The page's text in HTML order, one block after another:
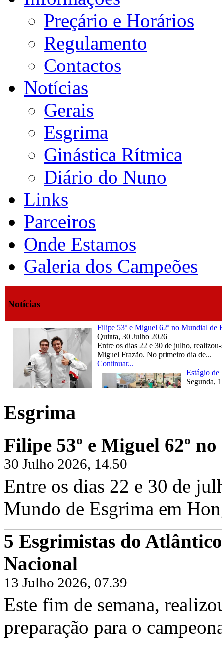
Preçário e Horários
Regulamento
Contactos
Notícias
Gerais
Esgrima
Ginástica Rítmica
Diário do Nuno
Links
Parceiros
Onde Estamos
Galeria dos Campeões
Notícias
Filipe 53º e Miguel 62º no Mundial de
Quinta, 30 Julho 2026
Entre os dias 22 e 30 de julho,
Miguel Frazão. No primeiro dia de...
Continuar...
Estágio de
Segunda,
Na
Frazão, juntamente com os...
Continuar...
Esgrima
Filipe 53º e Miguel 62º
30 Julho 2026, 14.50
Entre os dias 22 e 30 de
Mundo de Esgrima em
5 Esgrimistas do
Nacional
13 Julho 2026, 07.39
Este fim de semana,
preparação para o